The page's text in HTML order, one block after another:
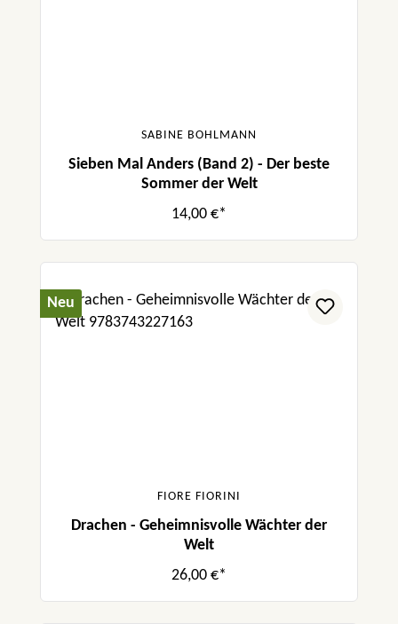
SABINE BOHLMANN
Sieben Mal Anders (Band 2) - Der beste
Sommer der Welt
14,00 €*
Neu
FIORE FIORINI
Drachen - Geheimnisvolle Wächter der
Welt
26,00 €*